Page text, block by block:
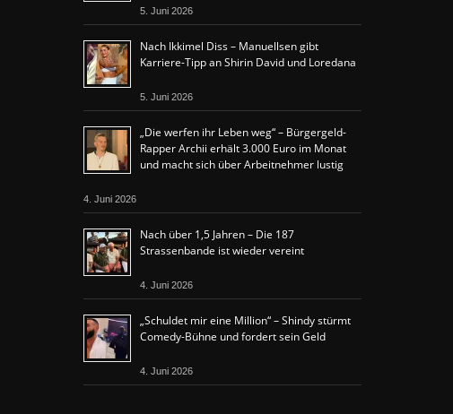
5. Juni 2026
Nach Ikkimel Diss – Manuellsen gibt
Karriere-Tipp an Shirin David und Loredana
5. Juni 2026
„Die werfen ihr Leben weg“ – Bürgergeld-
Rapper Archii erhält 3.000 Euro im Monat
und macht sich über Arbeitnehmer lustig
4. Juni 2026
Nach über 1,5 Jahren – Die 187
Strassenbande ist wieder vereint
4. Juni 2026
„Schuldet mir eine Million“ – Shindy stürmt
Comedy-Bühne und fordert sein Geld
4. Juni 2026